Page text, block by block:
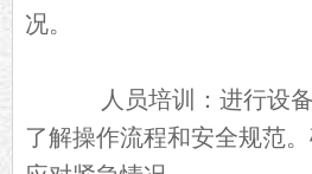
况。
人员培训：进行设备
了解操作流程和安全规范